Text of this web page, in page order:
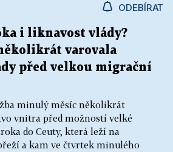
ODEBÍRAT
i liknavost vlády?
varovala
před velkou migrační
minulý měsíc několikrát
vnitra před možností velké
do Ceuty, která leží na
a kam ve čtvrtek minulého